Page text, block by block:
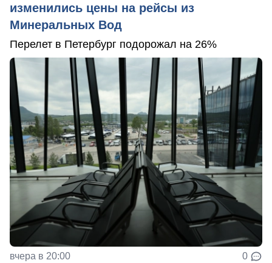
изменились цены на рейсы из
Минеральных Вод
Перелет в Петербург подорожал на 26%
вчера в 20:00 0